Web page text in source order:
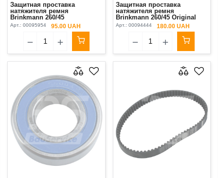
Защитная проставка
натяжителя ремня
Brinkmann 260/45
Арт.: 00095954 95.00 UAH
Защитная проставка
натяжителя ремня
Brinkmann 260/45 Original
Арт.: 00094444 180.00 UAH